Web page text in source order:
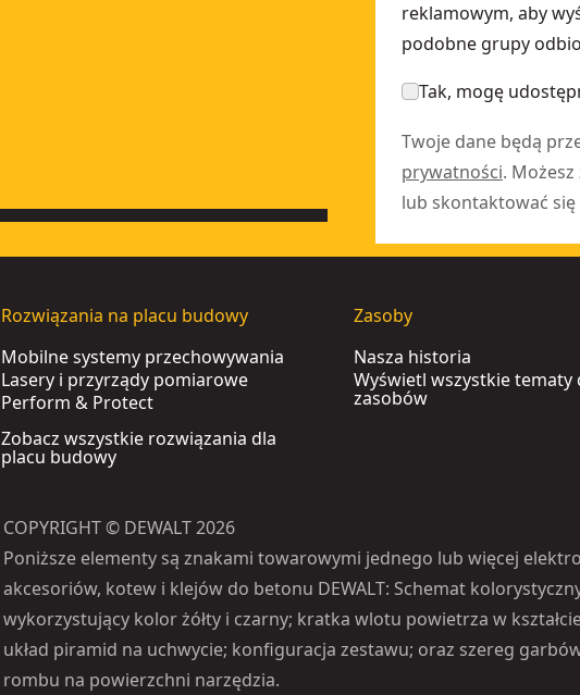
reklamowym, aby
podobne grupy
Tak, mogę
Twoje dane będą
prywatności.
lub skontaktować się
Rozwiązania na placu budowy
Mobilne systemy przechowywania
Lasery i przyrządy pomiarowe
Perform & Protect
Zobacz wszystkie rozwiązania dla
placu budowy
Zasoby
Nasza historia
Wyświetl wszystkie tematy
zasobów
COPYRIGHT © DEWALT 2026
Poniższe elementy są znakami towarowymi jednego lub więcej
akcesoriów, kotew i klejów do betonu DEWALT: Schemat
wykorzystujący kolor żółty i czarny; kratka wlotu powietrza w
układ piramid na uchwycie; konfiguracja zestawu; oraz szereg
rombu na powierzchni narzędzia.